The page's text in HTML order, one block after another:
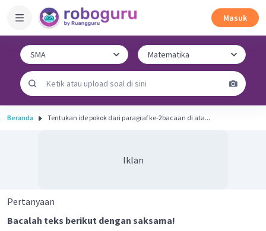
Masuk
Beranda Tentukan ide pokok dari paragraf ke-2bacaan di ata...
Iklan
Pertanyaan
Bacalah teks berikut dengan saksama!